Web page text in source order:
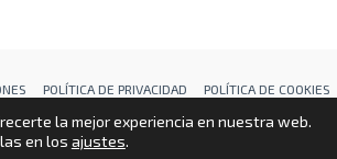
POLÍTICA DE PRIVACIDAD POLÍTICA DE COOKIES
© 2026TIENDA OFICIAL BIMRRAS |CREDITS
la mejor experiencia en nuestra web.
en los ajustes.